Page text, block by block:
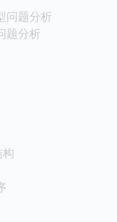
问题分析
题分析